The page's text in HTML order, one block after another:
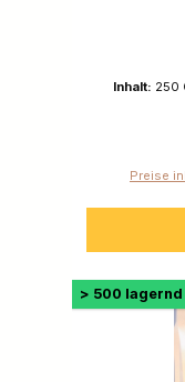
Inhalt: 250
Preise
> 500 lagernd